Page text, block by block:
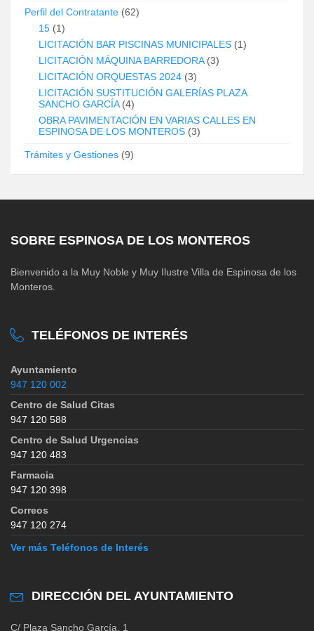
Perfil del Contratante (62)
15 (1)
LICITACIÓN BAR PISCINAS MUNICIPALES (1)
LICITACIÓN MÁQUINA BARREDORA(3)
LICITACIÓN ORQUESTAS 2024 (3)
LICITACIÓN SUSTITUCIÓN GALERÍAS PLAZA
SANCHO GARCÍA(4)
OBRA PAVIMENTACIÓN EN VARIAS CALLES EN
ESPINOSA DE LOS MONTEROS (3)
Trámites y Gestiones (9)
SOBRE ESPINOSA DE LOS MONTEROS
Bienvenido a la Muy Noble y Muy Ilustre Villa de Espinosa de los
Monteros.
TELÉFONOS DE INTERÉS
Ayuntamiento
947 120 002
Centro de Salud Citas
947 120 588
Centro de Salud Urgencias
947 120 483
Farmacia
947 120 398
Correos
947 120 274
Ver más Teléfonos de Interés
DIRECCIÓN DEL AYUNTAMIENTO
C/ Plaza Sancho García, 1